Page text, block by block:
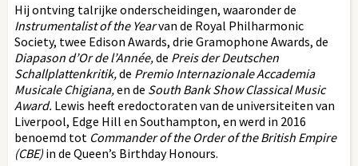
Hij ontving talrijke onderscheidingen, waaronder de
Instrumentalist of the Yearvan de Royal Philharmonic
Society, twee Edison Awards, drie Gramophone Awards, de
Diapason d’Or de l’Année,de Preis der Deutschen
Schallplattenkritik,de Premio Internazionale Accademia
Musicale Chigiana,en de South Bank Show Classical Music
Award. Lewis heeft eredoctoraten van de universiteiten van
Liverpool, Edge Hill en Southampton, en werd in 2016
benoemd tot Commander of the Order of the British Empire
(CBE) in de Queen’s Birthday Honours.